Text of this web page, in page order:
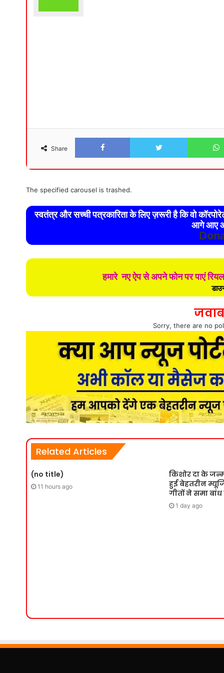
Share
Facebook Twitter
The specified carousel is trashed.
स्वतंत्र और सच्ची पत्रकारिता के लिए ज़रूरी है कि वो
आगे आए
हमारे नए ऐप से अपने फोन पर पाएं
Sorry, there are no
Related Articles
(no title)
11 hours ago
किशोर दा के
हुई बेहतरीन
गीतों ने समा बांध
1 day ago